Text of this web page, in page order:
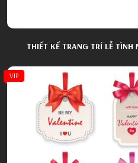
THIẾT KẾ TRANG TRÍ LỄ
VIP